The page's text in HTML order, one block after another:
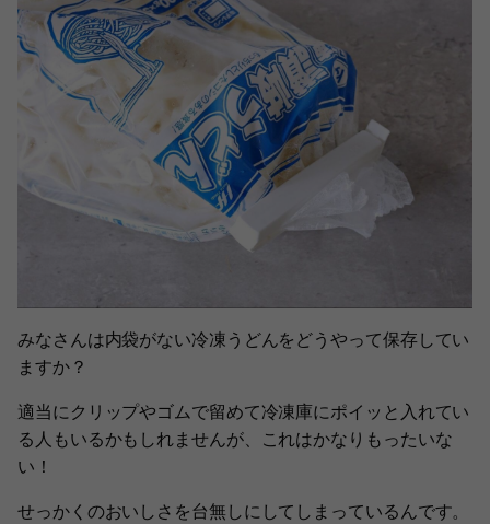
みなさんは内袋がない冷凍うどんをどうやって保存してい
ますか？
適当にクリップやゴムで留めて冷凍庫にポイッと入れてい
る人もいるかもしれませんが、これはかなりもったいな
い！
せっかくのおいしさを台無しにしてしまっているんです。